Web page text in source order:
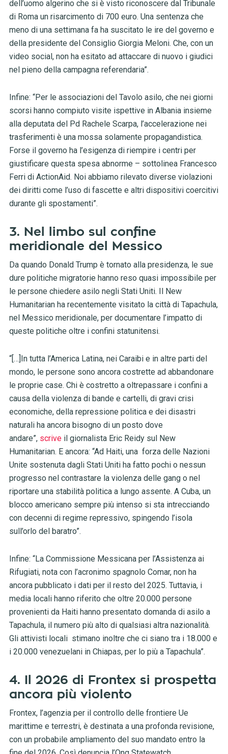
dell’uomo algerino che si è visto riconoscere dal Tribunale
di Roma un risarcimento di 700 euro. Una sentenza che
meno di una settimana fa ha suscitato le ire del governo e
della presidente del Consiglio Giorgia Meloni. Che, con un
video social, non ha esitato ad attaccare di nuovo i giudici
nel pieno della campagna referendaria”.
Infine: “Per le associazioni del Tavolo asilo, che nei giorni
scorsi hanno compiuto visite ispettive in Albania insieme
alla deputata del Pd Rachele Scarpa, l’accelerazione nei
trasferimenti è una mossa solamente propagandistica.
Forse il governo ha l’esigenza di riempire i centri per
giustificare questa spesa abnorme – sottolinea Francesco
Ferri di ActionAid. Noi abbiamo rilevato diverse violazioni
dei diritti come l’uso di fascette e altri dispositivi coercitivi
durante gli spostamenti”.
3. Nel limbo sul confine
meridionale del Messico
Da quando Donald Trump è tornato alla presidenza, le sue
dure politiche migratorie hanno reso quasi impossibile per
le persone chiedere asilo negli Stati Uniti. Il New
Humanitarian ha recentemente visitato la città di Tapachula,
nel Messico meridionale, per documentare l’impatto di
queste politiche oltre i confini statunitensi.
“[…]In tutta l’America Latina, nei Caraibi e in altre parti del
mondo, le persone sono ancora costrette ad abbandonare
le proprie case. Chi è costretto a oltrepassare i confini a
causa della violenza di bande e cartelli, di gravi crisi
economiche, della repressione politica e dei disastri
naturali ha ancora bisogno di un posto dove
andare”, scriveil giornalista Eric Reidy sul New
Humanitarian. E ancora: “Ad Haiti, una forza delle Nazioni
Unite sostenuta dagli Stati Uniti ha fatto pochi o nessun
progresso nel contrastare la violenza delle gang o nel
riportare una stabilità politica a lungo assente. A Cuba, un
blocco americano sempre più intenso si sta intrecciando
con decenni di regime repressivo, spingendo l’isola
sull’orlo del baratro”.
Infine: “La Commissione Messicana per l’Assistenza ai
Rifugiati, nota con l’acronimo spagnolo Comar, non ha
ancora pubblicato i dati per il resto del 2025. Tuttavia, i
media locali hanno riferito che oltre 20.000 persone
provenienti da Haiti hanno presentato domanda di asilo a
Tapachula, il numero più alto di qualsiasi altra nazionalità.
Gli attivisti locali stimano inoltre che ci siano tra i 18.000 e
i 20.000 venezuelani in Chiapas, per lo più a Tapachula”.
4. Il 2026 di Frontex si prospetta
ancora più violento
Frontex, l’agenzia per il controllo delle frontiere Ue
marittime e terrestri, è destinata a una profonda revisione,
con un probabile ampliamento del suo mandato entro la